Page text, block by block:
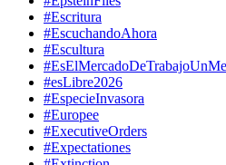
#Escritura
#EscuchandoAhora
#Escultura
#esLibre2026
#EspecieInvasora
#Europee
#ExecutiveOrders
#Expectationes